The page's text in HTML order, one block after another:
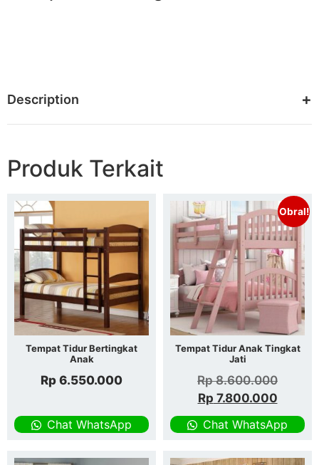
Description
Produk Terkait
Tempat Tidur Bertingkat
Anak
Rp 6.550.000
Chat WhatsApp
Obral!
Tempat Tidur Anak Tingkat
Jati
Rp8.600.000
Rp 7.800.000
Chat WhatsApp